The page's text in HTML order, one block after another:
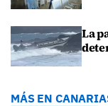
La
MÁS EN